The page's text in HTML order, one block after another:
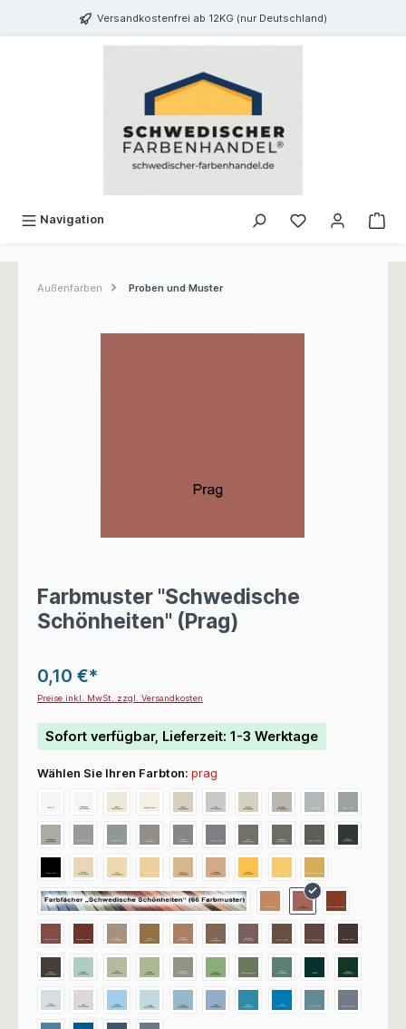
springen Versandkostenfrei ab 12KG (nur Deutschland)
Navigation
Außenfarben Proben und Muster
Farbmuster "Schwedische
Schönheiten" (Prag)
0,10 €*
Preise inkl. MwSt. zzgl. Versandkosten
Sofort verfügbar, Lieferzeit: 1-3 Werktage
Wählen Sie Ihren Farbton: prag